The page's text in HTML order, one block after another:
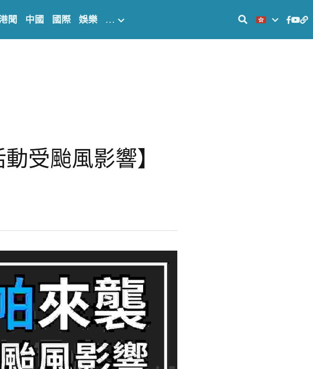
聞 中國 國際 娛樂 …
受颱風影響】